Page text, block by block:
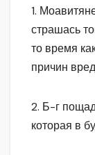
1.
страшась
то время
причин
2. Б-г
которая в